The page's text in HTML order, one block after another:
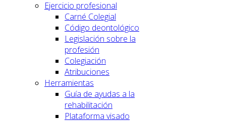
Ejercicio profesional
Carné Colegial
Código deontológico
Legislación sobre la
profesión
Colegiación
Atribuciones
Herramientas
Guía de ayudas a la
rehabilitación
Plataforma visado